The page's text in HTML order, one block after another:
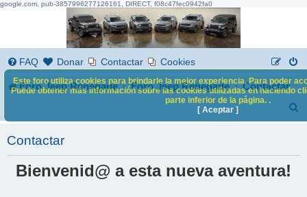
google.com, pub-3857996277126161, DIRECT, f08c47fec0942fa0
FAQ Donar Contactar Cookies
Foro Jeep Renegade Foro Jeep Renegade Contactar
Contactar
Bienvenid@ a esta nueva aventura!
Este foro utiliza cookies para brindarle la mejor experiencia. Para poder
Puede obtener más información sobre las cookies utilizadas en haciendo
parte inferior de la página. .
[ Aceptar ]